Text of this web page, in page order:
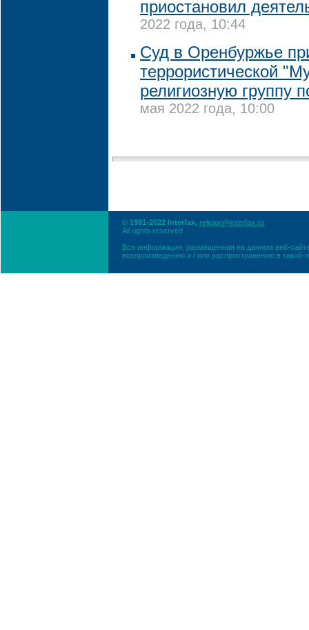
приостановил
2022 года, 10:44
Суд в Оренбуржье
террористической
религиозную группу
мая 2022 года, 10:00
© 1991-2022 Interfax, religion@interfax.ru
All rights reserved
Вся информация, размещенная на данном веб-
воспроизведению и / или распространению в